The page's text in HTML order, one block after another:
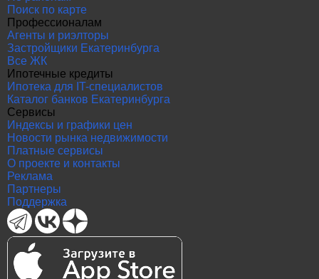
Поиск по карте
Профессионалам
Агенты и риэлторы
Застройщики Екатеринбурга
Все ЖК
Ипотечные кредиты
Ипотека для IT-специалистов
Каталог банков Екатеринбурга
Сервисы
Индексы и графики цен
Новости рынка недвижимости
Платные сервисы
О проекте и контакты
Реклама
Партнеры
Поддержка